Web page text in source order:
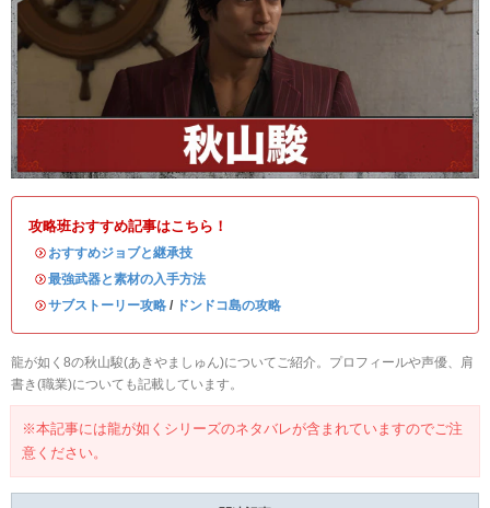
攻略班おすすめ記事はこちら！
・ おすすめジョブと継承技
・最強武器と素材の入手方法
・サブストーリー攻略 / ドンドコ島の攻略
龍が如く8の秋山駿(あきやましゅん)についてご紹介。プロフィールや声優、肩
書き(職業)についても記載しています。
※本記事には龍が如くシリーズのネタバレが含まれていますのでご注
意ください。